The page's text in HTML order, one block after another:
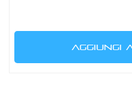
AGGIUNGI